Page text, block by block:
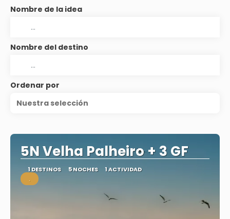
Nombre de la idea
Nombre del destino
Ordenar por
Nuestra selección
5N Velha Palheiro + 3 GF
1 DESTINOS 5 NOCHES 1 ACTIVIDAD
.